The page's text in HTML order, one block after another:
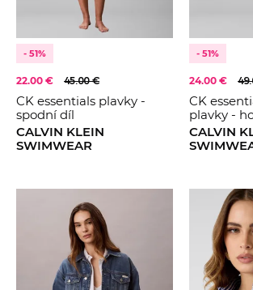
- 51%
22.00 € 45.00 €
CK essentials plavky -
spodní díl
CALVIN KLEIN
SWIMWEAR
- 51%
24.00 €
CK
plavky -
CALVIN